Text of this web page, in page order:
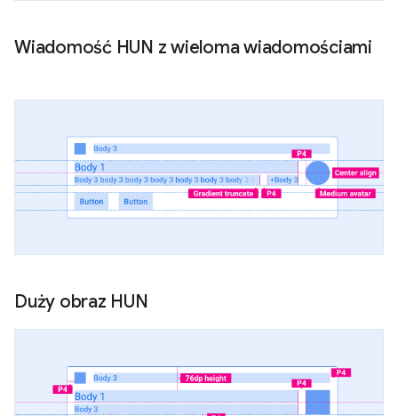
Wiadomość HUN z wieloma wiadomościami
Duży obraz HUN